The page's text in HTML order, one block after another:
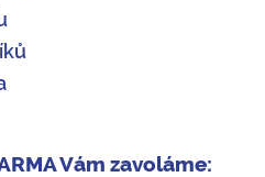
Vám zavoláme: